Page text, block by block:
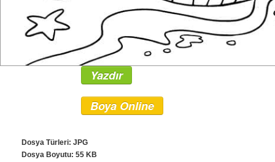
Yazdır
Boya Online
Dosya Türleri: JPG
Dosya Boyutu: 55 KB